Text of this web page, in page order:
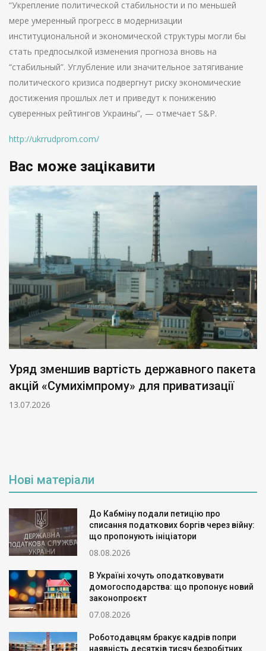
“Укрепление политической стабильности и по меньшей
мере умеренный прогресс в модернизации
институциональной и экономической структуры могли бы
стать предпосылкой изменения прогноза вновь на
“стабильный”. Углубление или значительное затягивание
политического кризиса подвергнут риску экономические
достижения прошлых лет и приведут к понижению
суверенных рейтингов Украины”, — отмечает S&P.
http://ukrrudprom.com/
Вас може зацікавити
Уряд зменшив вартість державного пакета
акцій «Сумихімпрому» для приватизації
13.07.2026
Нові матеріали
До Кабміну подали петицію про
списання податкових боргів через війну:
що пропонують ініціатори
08.08.2026
В Україні хочуть оподатковувати
домогосподарства: що пропонує новий
законопроєкт
07.08.2026
Роботодавцям бракує кадрів попри
наявність десятків тисяч безробітних